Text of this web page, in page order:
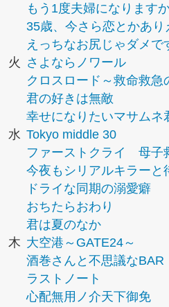
もう1度夫婦になります
35歳、今さら恋とかあり
えっちなお尻じゃダメで
火
さよならノワール
クロスロード～救命救急
君の好きは無敵
幸せになりたいマサムネ
水 Tokyo middle 30
ファーストクライ 母子
今夜もシリアルキラーと
ドライな同期の溺愛癖
おちたらおわり
君は夏のなか
木 大空港～GATE24～
酒巻さんと不思議なBAR
ラストノート
心配無用ノ介天下御免